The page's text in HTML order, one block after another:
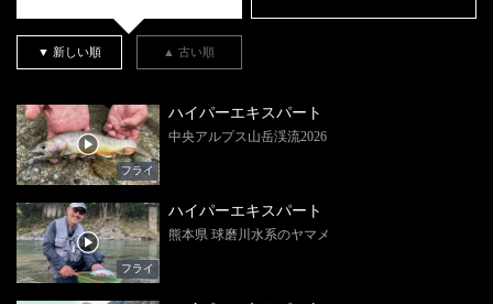
▼ 新しい順 ▲ 古い順
フライ
ハイパーエキスパート
中央アルプス山岳渓流2026
フライ
ハイパーエキスパート
熊本県 球磨川水系のヤマメ